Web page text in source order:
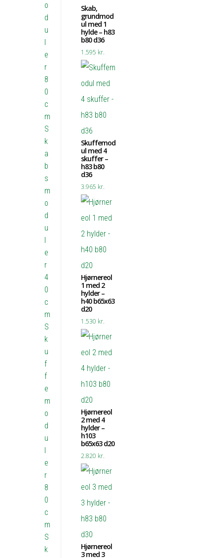
Skab,
grundmod
ul med 1
hylde – h83
b80 d36
1.595 kr.
Skuffemod
ul med 4
skuffer –
h83 b80
d36
3.965 kr.
Hjørnereol
1 med 2
hylder –
h40 b65x63
d20
1.530 kr.
Hjørnereol
2 med 4
hylder –
h103
b65x63 d20
2.820 kr.
Hjørnereol
3 med 3
o
d
u
l
e
r
8
0
c
m
S
k
a
b
s
m
o
d
u
l
e
r
4
0
c
m
S
k
u
f
f
e
m
o
d
u
l
e
r
8
0
c
m
S
k